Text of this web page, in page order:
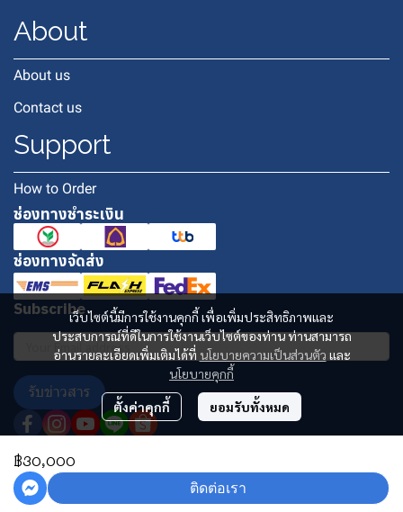
฿30,000
ติดต่อเรา
เว็บไซต์นี้มีการใช้งานคุกกี้ เพื่อเพิ่มประสิทธิภาพและ
ประสบการณ์ที่ดีในการใช้งานเว็บไซต์ของท่าน ท่านสามารถ
อ่านรายละเอียดเพิ่มเติมได้ที่ นโยบายความเป็นส่วนตัว และ
นโยบายคุกกี้
ตั้งค่าคุกกี้ ยอมรับทั้งหมด
About
About us
Contact us
Support
How to Order
ช่องทางชำระเงิน
ช่องทางจัดส่ง
Subscribe
รับข่าวสาร
Copyright 2024 | All Rights Reserved | Powered by MWE
Powered By MakeWebEasy